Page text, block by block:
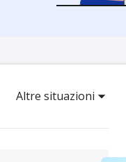
Video Downloader
AI
Vocal Remover
Altre situazioni